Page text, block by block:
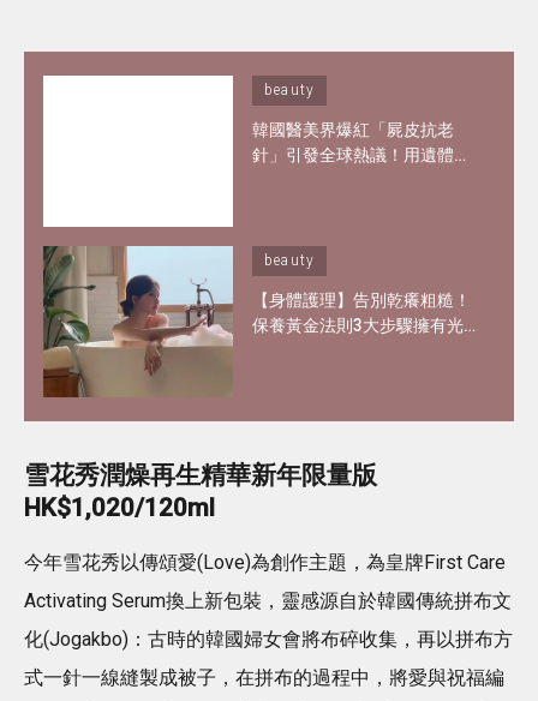
beauty
韓國醫美界爆紅「屍皮抗老
針」引發全球熱議！用遺體皮
beauty
【身體護理】告別乾癢粗糙！
保養黃金法則3大步驟擁有光
雪花秀潤燥再生精華新年限量版
HK$1,020/120ml
今年雪花秀以傳頌愛(Love)為創作主題，為皇牌First Care
Activating Serum換上新包裝，靈感源自於韓國傳統拼布文
化(Jogakbo)：古時的韓國婦女會將布碎收集，再以拼布方
式一針一線縫製成被子，在拼布的過程中，將愛與祝福編